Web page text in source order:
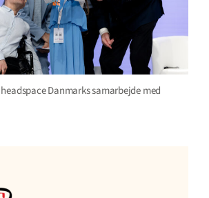
Danmarks samarbejde med